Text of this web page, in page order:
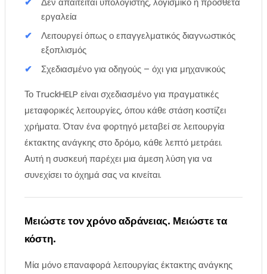
εργαλεία
Λειτουργεί όπως ο επαγγελματικός διαγνωστικός
εξοπλισμός
Σχεδιασμένο για οδηγούς – όχι για μηχανικούς
Το TruckHELP είναι σχεδιασμένο για πραγματικές
μεταφορικές λειτουργίες, όπου κάθε στάση κοστίζει
χρήματα. Όταν ένα φορτηγό μεταβεί σε λειτουργία
έκτακτης ανάγκης στο δρόμο, κάθε λεπτό μετράει.
Αυτή η συσκευή παρέχει μια άμεση λύση για να
συνεχίσει το όχημά σας να κινείται.
Μειώστε τον χρόνο αδράνειας. Μειώστε τα
κόστη.
Μία μόνο επαναφορά λειτουργίας έκτακτης ανάγκης